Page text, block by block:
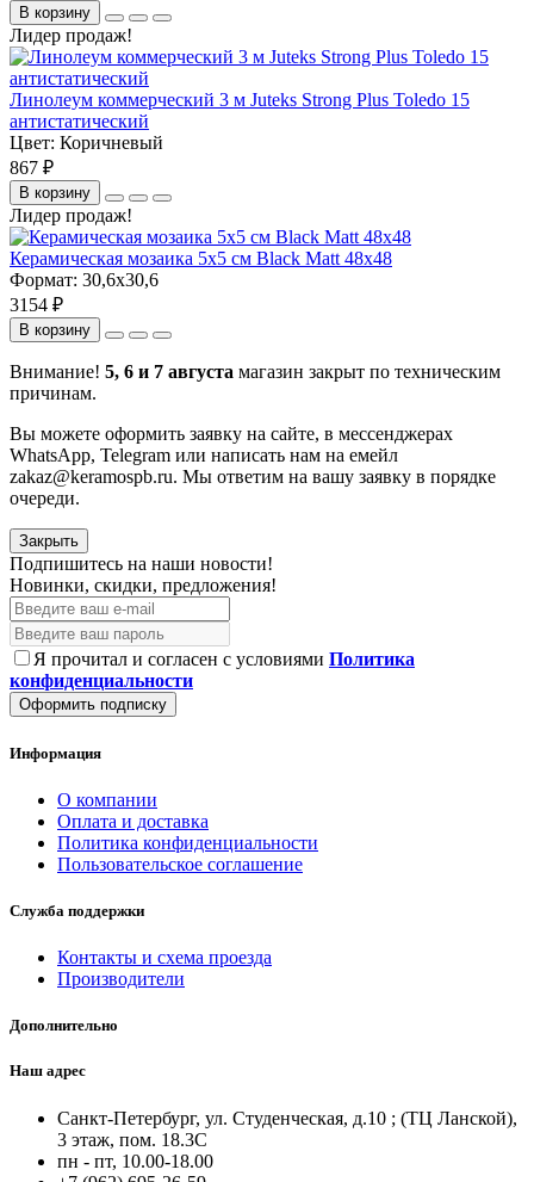
В корзину
Лидер продаж!
Линолеум коммерческий 3 м Juteks Strong Plus Toledo 15
антистатический
Цвет: Коричневый
867 ₽
В корзину
Лидер продаж!
Керамическая мозаика 5x5 см Black Matt 48x48
Формат: 30,6x30,6
3154 ₽
В корзину
Внимание! 5, 6 и 7 августа магазин закрыт по техническим
причинам.
Вы можете оформить заявку на сайте, в мессенджерах
WhatsApp, Telegram или написать нам на емейл
zakaz@keramospb.ru. Мы ответим на вашу заявку в порядке
очереди.
Закрыть
Подпишитесь на наши новости!
Новинки, скидки, предложения!
Я прочитал и согласен с условиями Политика
конфиденциальности
Оформить подписку
Информация
О компании
Оплата и доставка
Политика конфиденциальности
Пользовательское соглашение
Служба поддержки
Контакты и схема проезда
Производители
Дополнительно
Наш адрес
Санкт-Петербург, ул. Студенческая, д.10 ; (ТЦ Ланской),
3 этаж, пом. 18.3С
пн - пт, 10.00-18.00